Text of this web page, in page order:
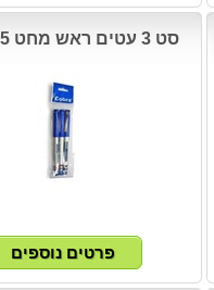
סט 3 עטים ראש מחט 0.5 מ"מ